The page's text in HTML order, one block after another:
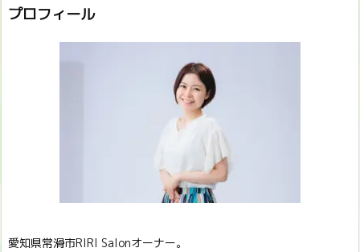
プロフィール
愛知県常滑市RIRI Salonオーナー。